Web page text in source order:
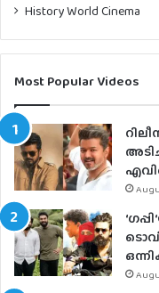
History World Cinema
Most Popular Videos